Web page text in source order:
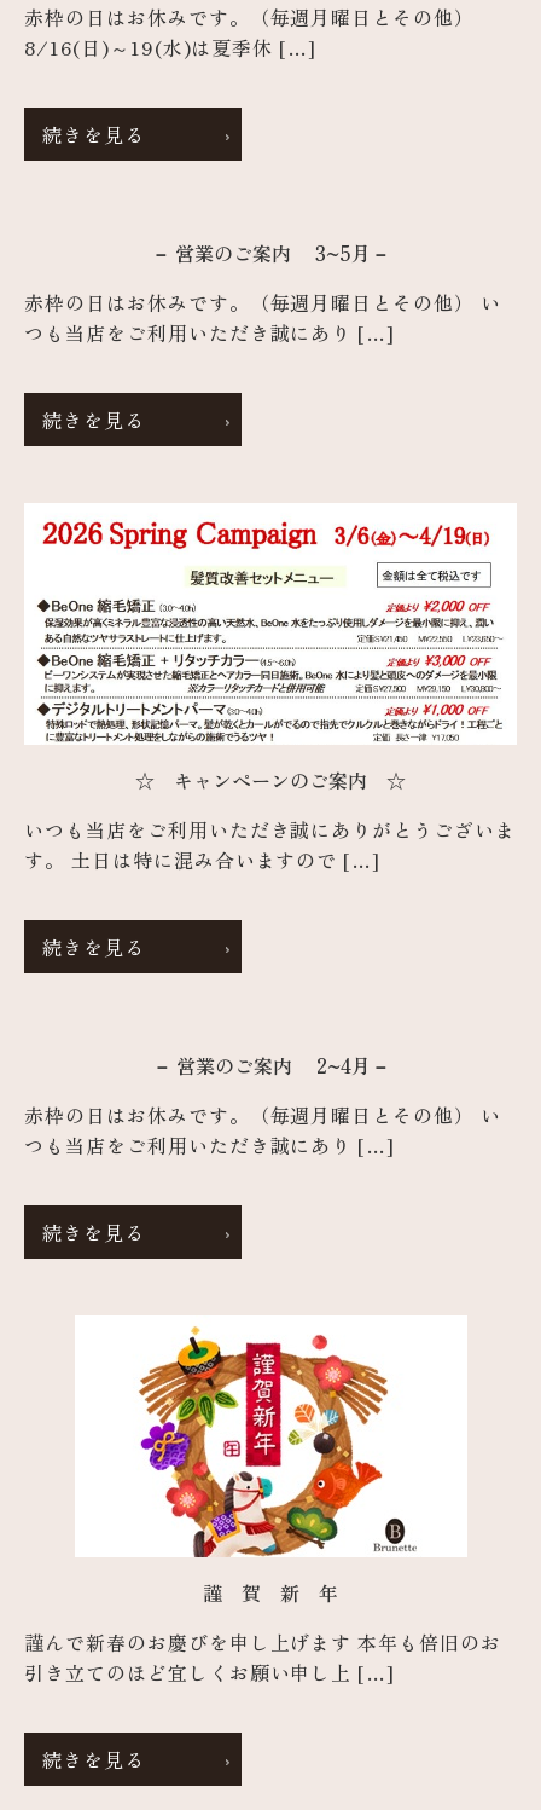
赤枠の日はお休みです。（毎週月曜日とその他）
8/16(日)～19(水)は夏季休 […]
続きを見る
－ 営業のご案内 3~5月－
赤枠の日はお休みです。（毎週月曜日とその他） い
つも当店をご利用いただき誠にあり […]
続きを見る
☆ キャンペーンのご案内 ☆
いつも当店をご利用いただき誠にありがとうございま
す。 土日は特に混み合いますので […]
続きを見る
－ 営業のご案内 2~4月－
赤枠の日はお休みです。（毎週月曜日とその他） い
つも当店をご利用いただき誠にあり […]
続きを見る
謹 賀 新 年
謹んで新春のお慶びを申し上げます 本年も倍旧のお
引き立てのほど宜しくお願い申し上 […]
続きを見る